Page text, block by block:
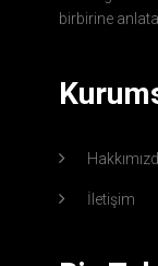
birbirine
İletişim